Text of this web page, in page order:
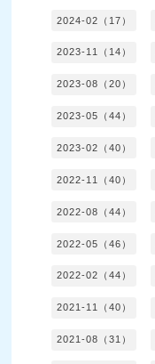
2024-02（17）
2023-11（14）
2023-08（20）
2023-05（44）
2023-02（40）
2022-11（40）
2022-08（44）
2022-05（46）
2022-02（44）
2021-11（40）
2021-08（31）